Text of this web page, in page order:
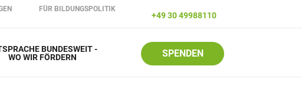
FÜR BILDUNGSPOLITIK
BUNDESWEIT -
WO WIR FÖRDERN
+49 30 49988110
SPENDEN